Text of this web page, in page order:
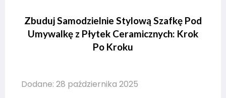
Zbuduj Samodzielnie Stylową Szafkę Pod
Umywalkę z Płytek Ceramicznych: Krok
Po Kroku
Dodane: 28 października 2025